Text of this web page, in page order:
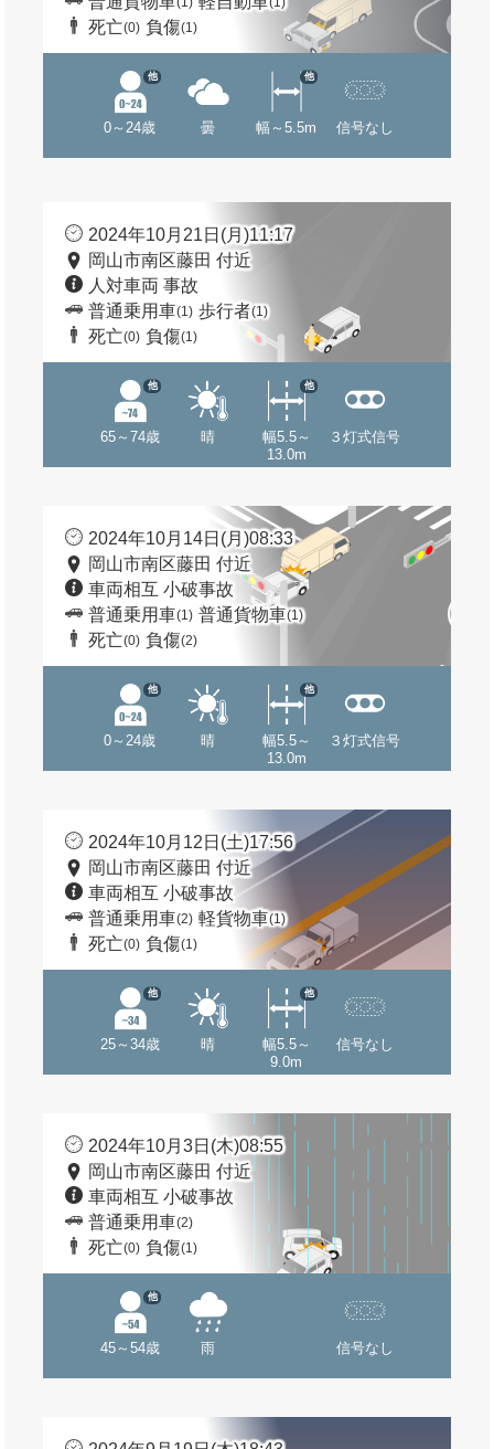
死亡(0) 負傷(1)
0～24歳
他
曇 幅～5.5m
他
信号なし
2024年10月21日(月)11:17
岡山市南区藤田 付近
人対車両 事故
普通乗用車(1) 歩行者(1)
死亡(0) 負傷(1)
65～74歳
他
晴
幅5.5～
13.0m
他
３灯式信号
2024年10月14日(月)08:33
岡山市南区藤田 付近
車両相互 小破事故
普通乗用車(1) 普通貨物車(1)
死亡(0) 負傷(2)
0～24歳
他
晴
幅5.5～
13.0m
他
３灯式信号
2024年10月12日(土)17:56
岡山市南区藤田 付近
車両相互 小破事故
普通乗用車(2) 軽貨物車(1)
死亡(0) 負傷(1)
25～34歳
他
晴
幅5.5～
9.0m
他
信号なし
2024年10月3日(木)08:55
岡山市南区藤田 付近
車両相互 小破事故
普通乗用車(2)
死亡(0) 負傷(1)
45～54歳
他
雨 信号なし